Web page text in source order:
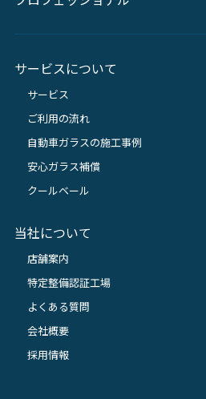
サービスについて
サービス
ご利用の流れ
自動車ガラスの施工事例
安心ガラス補償
クールベール
当社について
店舗案内
特定整備認証工場
よくある質問
会社概要
採用情報